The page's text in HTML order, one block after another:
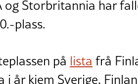
og Storbritannia har
plass.
på lista frå
i år kjem Sverige,